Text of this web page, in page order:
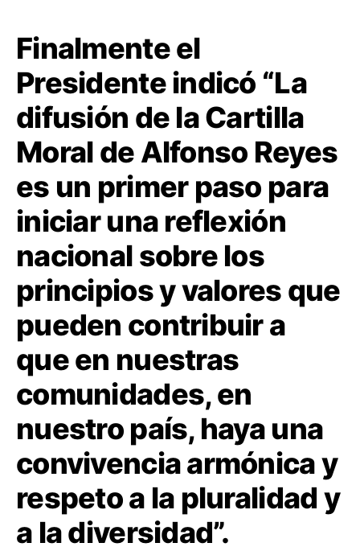
Finalmente el
Presidente indicó “La
difusión de la Cartilla
Moral de Alfonso Reyes
es un primer paso para
iniciar una reflexión
nacional sobre los
principios y valores que
pueden contribuir a
que en nuestras
comunidades, en
nuestro país, haya una
convivencia armónica y
respeto a la pluralidad y
a la diversidad”.